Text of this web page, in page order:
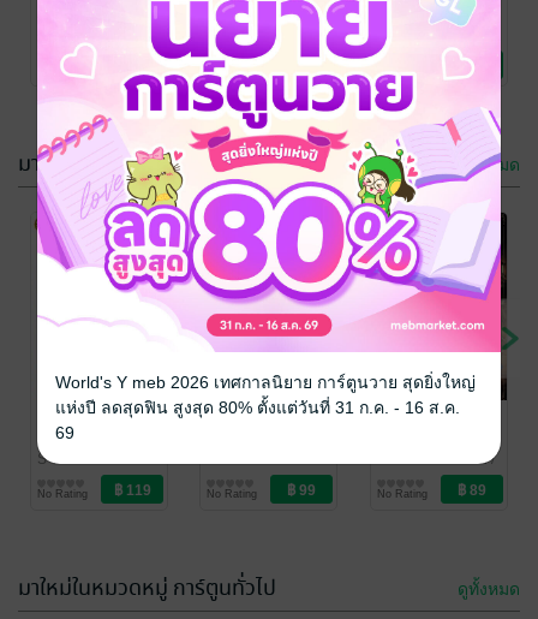
ใจยัยมนุษย์เงิน
ขวัญใจปลาทู
เช้า พับลิชชิ่ง
ไลท์โนเวล
2 Rating
ธรรมดาของ
ราชาปีศาจขี้
เหงา 10 (ฉบับ
นิยาย) (ฉบับ
จบ)
เมียวจิน คาโต
PHOENIX NEXT
ไลท์โนเวล
No Rating
หมอยาตำรับ
โคมแดง 15
(ฉบับนิยาย)
นัตสึ ฮิวงะ
PHOENIX NEXT
ไลท์โนเวล
13 Rating
มาใหม่ในหมวดหมู่ นิยายแฟนตาซี ดูทั้งหมด
-40%
ชีวิตติดลูปของ
นางร้ายผู้ทำลาย
ล้างอย่างฉัน
ต้องถูกนายนัก
ล่าตามฆ่าอีกกี่
CRISIS PART
S*H STUDIO
รนิช/S.HooD
STUDIO
นิยายแฟนตาซี
No Rating
ซอร์ดมาสเตอร์
คือข้า เล่ม 9
สำนักพิมพ์ Siam
Content Partners
นิยายแฟนตาซี
No Rating
ฮีโร่ จอมมาร
เล่ม 8 (จบ)
shadowless man/
สำนักพิมพ์ Siam
Content Partners
นิยายแฟนตาซี
No Rating
มาใหม่ในหมวดหมู่ การ์ตูนทั่วไป ดูทั้งหมด
World's Y meb 2026 เทศกาลนิยาย การ์ตูนวาย สุดยิ่งใหญ่
แห่งปี ลดสุดฟิน สูงสุด 80% ตั้งแต่วันที่ 31 ก.ค. - 16 ส.ค.
69